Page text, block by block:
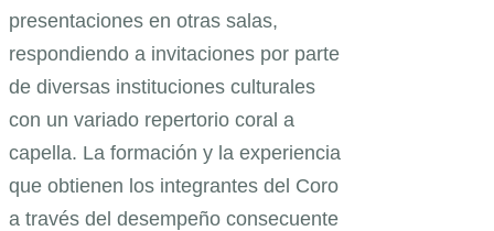
presentaciones en otras salas,
respondiendo a invitaciones por parte
de diversas instituciones culturales
con un variado repertorio coral a
capella. La formación y la experiencia
que obtienen los integrantes del Coro
a través del desempeño consecuente